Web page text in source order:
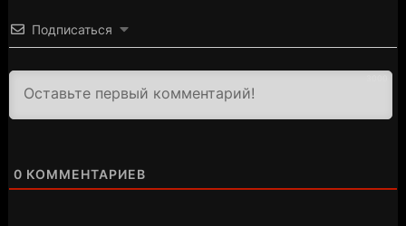
Подписаться
0 КОММЕНТАРИЕВ